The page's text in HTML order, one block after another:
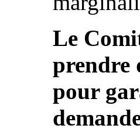
Le
prendre
pour